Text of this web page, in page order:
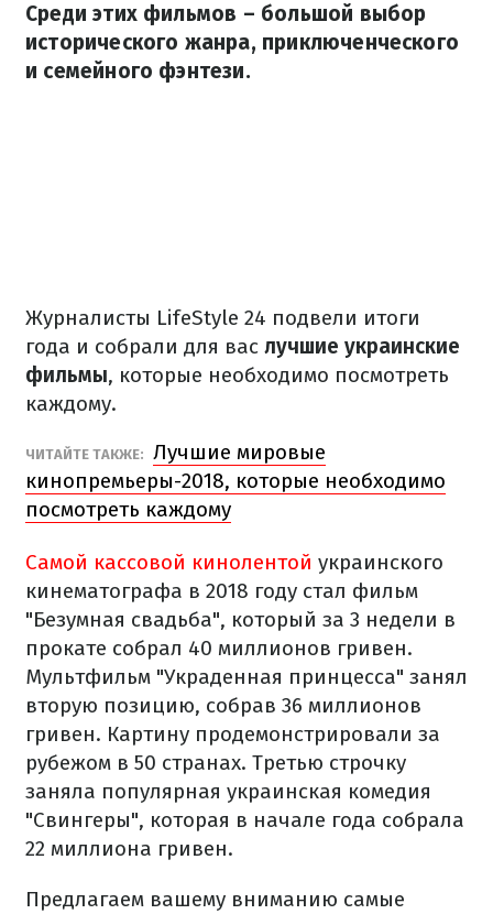
Среди этих фильмов – большой выбор
исторического жанра, приключенческого
и семейного фэнтези.
Журналисты LifeStyle 24 подвели итоги
года и собрали для вас лучшие украинские
фильмы, которые необходимо посмотреть
каждому.
ЧИТАЙТЕ ТАКЖЕ: Лучшие мировые
кинопремьеры-2018, которые необходимо
посмотреть каждому
Самой кассовой кинолентой украинского
кинематографа в 2018 году стал фильм
"Безумная свадьба", который за 3 недели в
прокате собрал 40 миллионов гривен.
Мультфильм "Украденная принцесса" занял
вторую позицию, собрав 36 миллионов
гривен. Картину продемонстрировали за
рубежом в 50 странах. Третью строчку
заняла популярная украинская комедия
"Свингеры", которая в начале года собрала
22 миллиона гривен.
Предлагаем вашему вниманию самые